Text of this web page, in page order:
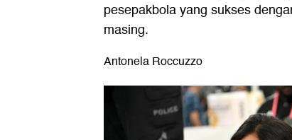
pesepakbola yang sukses
masing.
Antonela Roccuzzo